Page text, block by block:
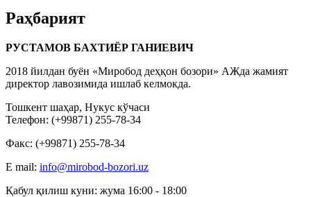
Раҳбарият
РУСТАМОВ БАХТИЁР ГАНИЕВИЧ
2018 йилдан буён «Миробод деҳқон бозори» АЖда жамият
директор лавозимида ишлаб келмокда.
Тошкент шаҳар, Нукус кўчаси
Телефон: (+99871) 255-78-34
Факс: (+99871) 255-78-34
E mail: info@mirobod-bozori.uz
Қабул қилиш куни: жума 16:00 - 18:00